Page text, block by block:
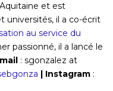
Aquitaine et est
universités, il a co-écrit
au service du
passionné, il a lancé le
: sgonzalez at
| Instagram :